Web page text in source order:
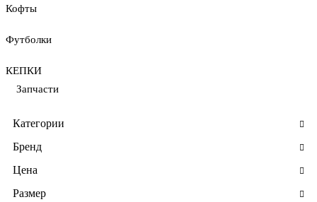
Кофты
Футболки
КЕПКИ
Запчасти
Категории
Бренд
Цена
Размер